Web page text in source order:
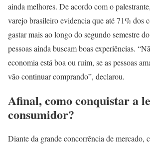
ainda melhores. De acordo com o
varejo brasileiro evidencia que até 71% dos
gastar mais ao longo do segundo semestre
pessoas ainda buscam boas experiências.
economia está boa ou ruim, se as pessoas
vão continuar comprando”, declarou.
Afinal, como conquistar a
consumidor?
Diante da grande concorrência de mercado,